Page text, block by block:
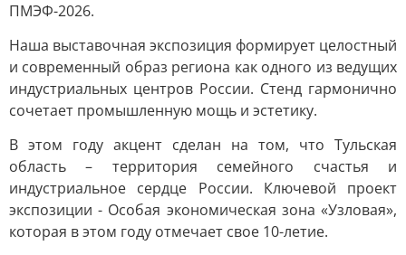
ПМЭФ-2026.
Наша выставочная экспозиция формирует целостный
и современный образ региона как одного из ведущих
индустриальных центров России. Стенд гармонично
сочетает промышленную мощь и эстетику.
В этом году акцент сделан на том, что Тульская
область – территория семейного счастья и
индустриальное сердце России. Ключевой проект
экспозиции - Особая экономическая зона «Узловая»,
которая в этом году отмечает свое 10-летие.